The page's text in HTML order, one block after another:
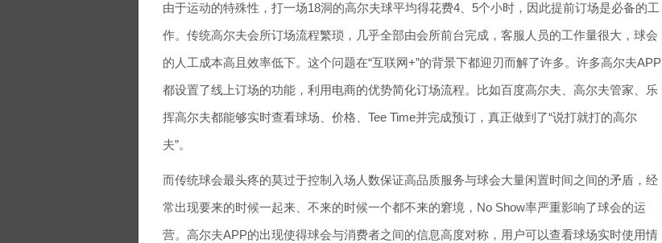
由于运动的特殊性，打一场18洞的高尔夫球平均得花费4、5个小时，因此提前订场是必备的工
作。传统高尔夫会所订场流程繁琐，几乎全部由会所前台完成，客服人员的工作量很大，球会
的人工成本高且效率低下。这个问题在“互联网+”的背景下都迎刃而解了许多。许多高尔夫APP
都设置了线上订场的功能，利用电商的优势简化订场流程。比如百度高尔夫、高尔夫管家、乐
挥高尔夫都能够实时查看球场、价格、Tee Time并完成预订，真正做到了“说打就打的高尔
夫”。
而传统球会最头疼的莫过于控制入场人数保证高品质服务与球会大量闲置时间之间的矛盾，经
常出现要来的时候一起来、不来的时候一个都不来的窘境，No Show率严重影响了球会的运
营。高尔夫APP的出现使得球会与消费者之间的信息高度对称，用户可以查看球场实时使用情